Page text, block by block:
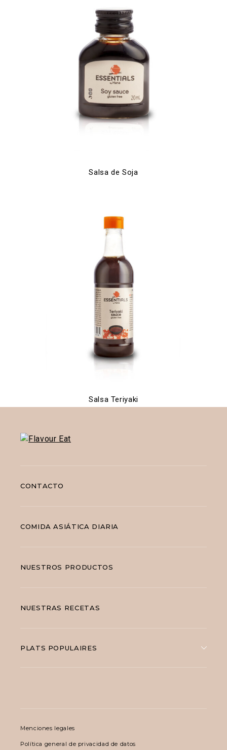
Salsa de Soja
Salsa Teriyaki
CONTACTO
COMIDA ASIÁTICA DIARIA
NUESTROS PRODUCTOS
NUESTRAS RECETAS
PLATS POPULAIRES
Menciones legales
Política general de privacidad de datos